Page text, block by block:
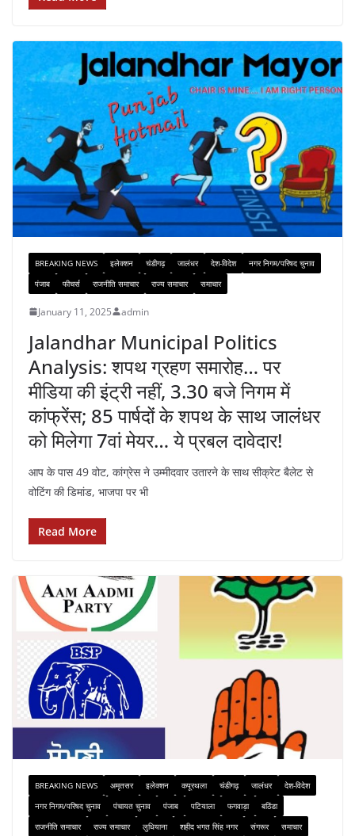
BREAKING NEWS इलेक्शन चंडीगढ़ जालंधर देश-विदेश
नगर निगम/परिषद चुनाव
पंजाब
फीचर्स राजनीति समाचार राज्य समाचार समाचार
January 11, 2025 admin
Jalandhar Municipal Politics
Analysis: शपथ ग्रहण समारोह… पर
मीडिया की इंट्री नहीं, 3.30 बजे निगम में
कांफ्रेंस; 85 पार्षदों के शपथ के साथ जालंधर
को मिलेगा 7वां मेयर… ये प्रबल दावेदार!
आप के पास 49 वोट, कांग्रेस ने उम्मीदवार उतारने के साथ सीक्रेट बैलेट से
वोटिंग की डिमांड, भाजपा पर भी
Read More
BREAKING NEWS अमृतसर इलेक्शन कपूरथला चंडीगढ़ जालंधर
देश-विदेश
नगर निगम/परिषद चुनाव
पंचायत चुनाव पंजाब पटियाला फगवाड़ा
बठिंडा
राजनीति समाचार
राज्य समाचार लुधियाना शहीद भगत सिंह नगर संगरूर
समाचार